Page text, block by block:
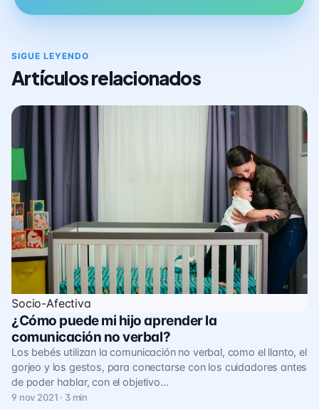
SIGUE LEYENDO
Artículos relacionados
Socio-Afectiva
¿Cómo puede mi hijo aprender la
comunicación no verbal?
Los bebés utilizan la comunicación no verbal, como el llanto, el
gorjeo y los gestos, para conectarse con los cuidadores antes
de poder hablar, con el objetivo…
9 nov 2021 · 3 min